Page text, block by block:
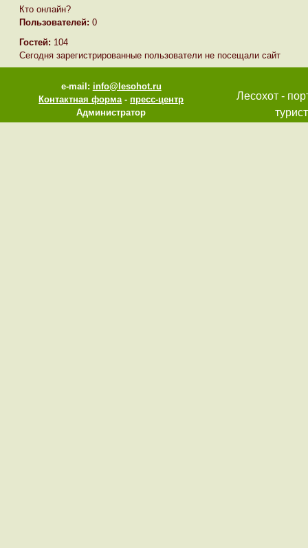
Кто онлайн?
Пользователей: 0
Гостей: 104
Сегодня зарегистрированные пользователи не посещали сайт
e-mail: info@lesohot.ru
Контактная форма-пресс-центр
Администратор
Лесохот -